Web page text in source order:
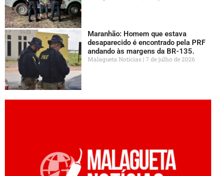
Maranhão: Homem que estava
desaparecido é encontrado pela PRF
andando às margens da BR-135.
Malagueta Notícias 7 de julho de 2026